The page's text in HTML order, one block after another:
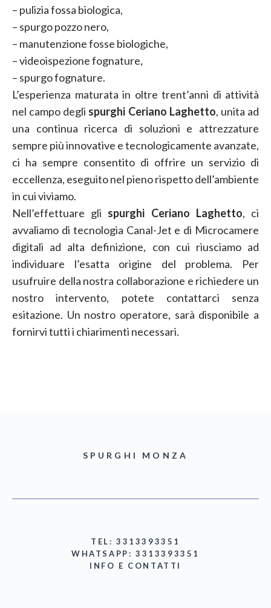
– pulizia fossa biologica,
– spurgo pozzo nero,
– manutenzione fosse biologiche,
– videoispezione fognature,
– spurgo fognature.
L’esperienza maturata in oltre trent’anni di attività
nel campo degli spurghi Ceriano Laghetto, unita ad
una continua ricerca di soluzioni e attrezzature
sempre più innovative e tecnologicamente avanzate,
ci ha sempre consentito di offrire un servizio di
eccellenza, eseguito nel pieno rispetto dell’ambiente
in cui viviamo.
Nell’effettuare gli spurghi Ceriano Laghetto, ci
avvaliamo di tecnologia Canal-Jet e di Microcamere
digitali ad alta definizione, con cui riusciamo ad
individuare l’esatta origine del problema. Per
usufruire della nostra collaborazione e richiedere un
nostro intervento, potete contattarci senza
esitazione. Un nostro operatore, sarà disponibile a
fornirvi tutti i chiarimenti necessari.
SPURGHI MONZA
TEL: 3313393351
WHATSAPP: 3313393351
INFO E CONTATTI